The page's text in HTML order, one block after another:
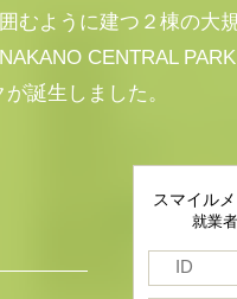
むように建つ２棟の大
CENTRAL
誕生しました。
スマイル
就業